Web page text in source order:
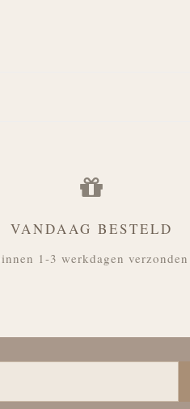
VANDAAG BESTELD
1-3 werkdagen verzonden